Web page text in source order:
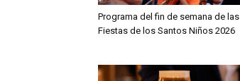
Programa del fin de semana de las
Fiestas de los Santos Niños 2026